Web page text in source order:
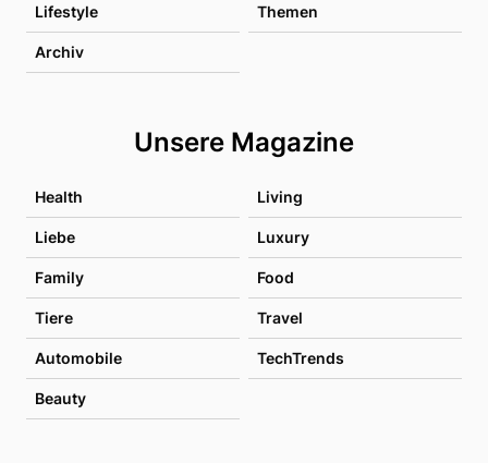
Lifestyle Themen
Archiv
Unsere Magazine
Health Living
Liebe Luxury
Family Food
Tiere Travel
Automobile TechTrends
Beauty